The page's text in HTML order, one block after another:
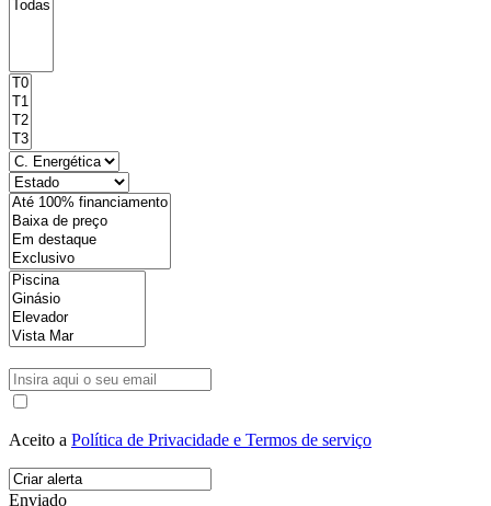
Aceito a Política de Privacidade e Termos de serviço
Enviado